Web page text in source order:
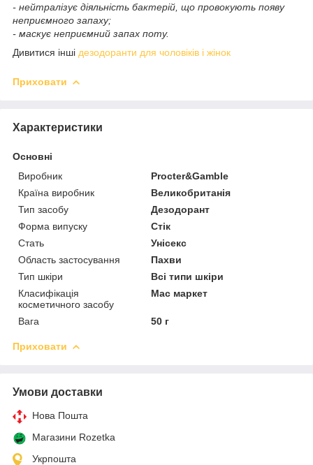
- нейтралізує діяльність бактерій, що провокують появу
неприємного запаху;
- маскує неприємний запах поту.
Дивитися інші дезодоранти для чоловіків і жінок
Приховати
Характеристики
Основні
Виробник
Procter&Gamble
Країна виробник
Великобританія
Тип засобу
Дезодорант
Форма випуску
Стік
Стать
Унісекс
Область застосування
Пахви
Тип шкіри
Всі типи шкіри
Класифікація
косметичного засобу
Мас маркет
Вага 50 г
Приховати
Умови доставки
Нова Пошта
Магазини Rozetka
Укрпошта